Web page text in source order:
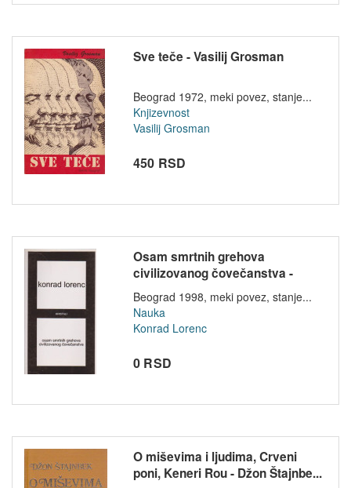
Sve teče - Vasilij Grosman
Beograd 1972, meki povez, stanje...
Knjizevnost
Vasilij Grosman
450 RSD
Osam smrtnih grehova
civilizovanog čovečanstva -
Konrad Lore...
Beograd 1998, meki povez, stanje...
Nauka
Konrad Lorenc
0 RSD
O miševima i ljudima, Crveni
poni, Keneri Rou - Džon Štajnbe...